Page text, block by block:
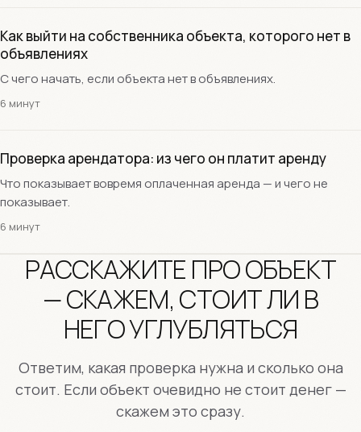
Как выйти на собственника объекта, которого нет в
объявлениях
С чего начать, если объекта нет в объявлениях.
6 минут
Проверка арендатора: из чего он платит аренду
Что показывает вовремя оплаченная аренда — и чего не
показывает.
6 минут
РАССКАЖИТЕ ПРО ОБЪЕКТ
— СКАЖЕМ, СТОИТ ЛИ В
НЕГО УГЛУБЛЯТЬСЯ
Ответим, какая проверка нужна и сколько она
стоит. Если объект очевидно не стоит денег —
скажем это сразу.